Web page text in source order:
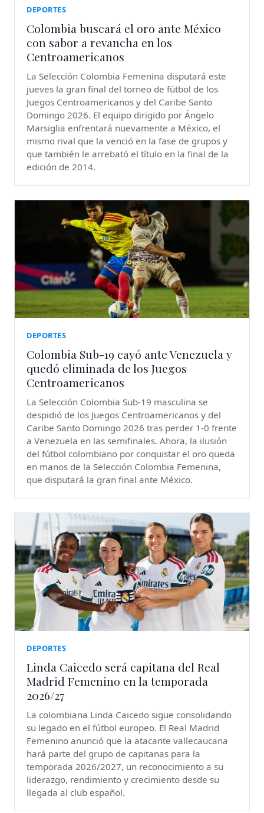
DEPORTES
Colombia buscará el oro ante México
con sabor a revancha en los
Centroamericanos
La Selección Colombia Femenina disputará este
jueves la gran final del torneo de fútbol de los
Juegos Centroamericanos y del Caribe Santo
Domingo 2026. El equipo dirigido por Ángelo
Marsiglia enfrentará nuevamente a México, el
mismo rival que la venció en la fase de grupos y
que también le arrebató el título en la final de la
edición de 2014.
DEPORTES
Colombia Sub-19 cayó ante Venezuela y
quedó eliminada de los Juegos
Centroamericanos
La Selección Colombia Sub-19 masculina se
despidió de los Juegos Centroamericanos y del
Caribe Santo Domingo 2026 tras perder 1-0 frente
a Venezuela en las semifinales. Ahora, la ilusión
del fútbol colombiano por conquistar el oro queda
en manos de la Selección Colombia Femenina,
que disputará la gran final ante México.
DEPORTES
Linda Caicedo será capitana del Real
Madrid Femenino en la temporada
2026/27
La colombiana Linda Caicedo sigue consolidando
su legado en el fútbol europeo. El Real Madrid
Femenino anunció que la atacante vallecaucana
hará parte del grupo de capitanas para la
temporada 2026/2027, un reconocimiento a su
liderazgo, rendimiento y crecimiento desde su
llegada al club español.